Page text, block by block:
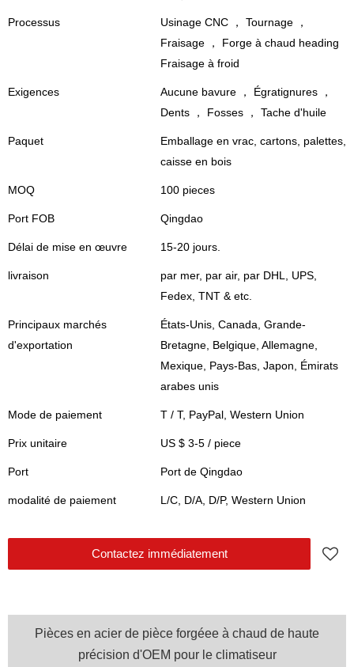
Processus
Usinage CNC ， Tournage ，
Fraisage ， Forge à chaud heading
Fraisage à froid
Exigences
Aucune bavure ， Égratignures ，
Dents ， Fosses ， Tache d'huile
Paquet
Emballage en vrac, cartons, palettes,
caisse en bois
MOQ 100 pieces
Port FOB Qingdao
Délai de mise en œuvre 15-20 jours.
livraison
par mer, par air, par DHL, UPS,
Fedex, TNT & etc.
Principaux marchés
d'exportation
États-Unis, Canada, Grande-
Bretagne, Belgique, Allemagne,
Mexique, Pays-Bas, Japon, Émirats
arabes unis
Mode de paiement T / T, PayPal, Western Union
Prix unitaire US $ 3-5/ piece
Port Port de Qingdao
modalité de paiement L/C, D/A, D/P, Western Union
Contactez immédiatement
Pièces en acier de pièce forgéee à chaud de haute
précision d'OEM pour le climatiseur